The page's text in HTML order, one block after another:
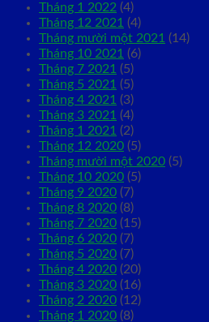
Tháng 1 2022 (4)
Tháng 12 2021 (4)
Tháng mười một 2021 (14)
Tháng 10 2021 (6)
Tháng 7 2021 (5)
Tháng 5 2021 (5)
Tháng 4 2021 (3)
Tháng 3 2021 (4)
Tháng 1 2021 (2)
Tháng 12 2020 (5)
Tháng mười một 2020 (5)
Tháng 10 2020 (5)
Tháng 9 2020 (7)
Tháng 8 2020 (8)
Tháng 7 2020 (15)
Tháng 6 2020 (7)
Tháng 5 2020 (7)
Tháng 4 2020 (20)
Tháng 3 2020 (16)
Tháng 2 2020 (12)
Tháng 1 2020 (8)